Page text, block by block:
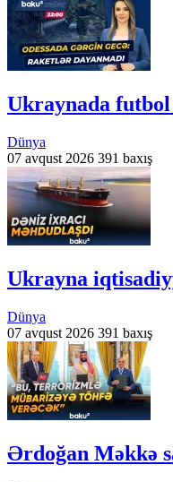
Ukraynada
Dünya
07 avqust 2026 391 baxış
Ukrayna
Dünya
07 avqust 2026 391 baxış
Ərdoğan Məkkə